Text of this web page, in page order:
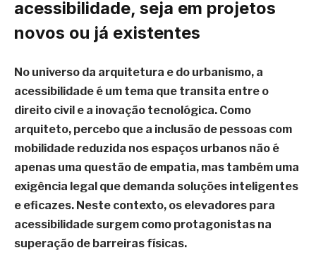
acessibilidade, seja em projetos
novos ou já existentes
No universo da arquitetura e do urbanismo, a
acessibilidade é um tema que transita entre o
direito civil e a inovação tecnológica. Como
arquiteto, percebo que a inclusão de pessoas com
mobilidade reduzida nos espaços urbanos não é
apenas uma questão de empatia, mas também uma
exigência legal que demanda soluções inteligentes
e eficazes. Neste contexto, os elevadores para
acessibilidade surgem como protagonistas na
superação de barreiras físicas.